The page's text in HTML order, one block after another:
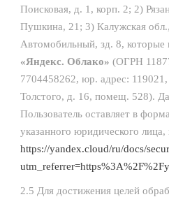
Поисковая, д. 1, корп. 2; 2)
Пушкина, 21; 3) Калужская
Автомобильный, зд. 8, которые
«Яндекс. Облако» (ОГРН
7704458262, юр. адрес: 119021,
Толстого, д. 16, помещ. 528).
Пользователь оставляет в
указанного юридического лица,
https://yandex.cloud/ru/docs/
2.5 Для достижения целей